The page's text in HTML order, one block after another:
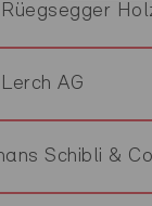
AG
Schibli &